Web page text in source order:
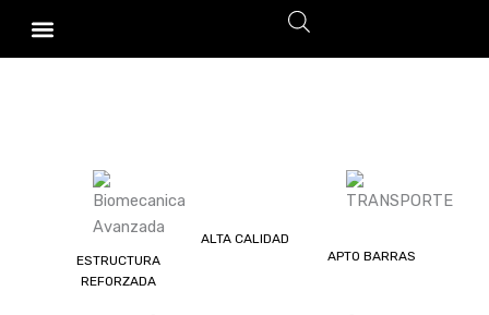
Contenido
ESTRUCTURA
REFORZADA
ALTA CALIDAD
APTO BARRAS